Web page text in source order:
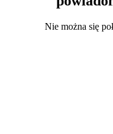
Nie można się